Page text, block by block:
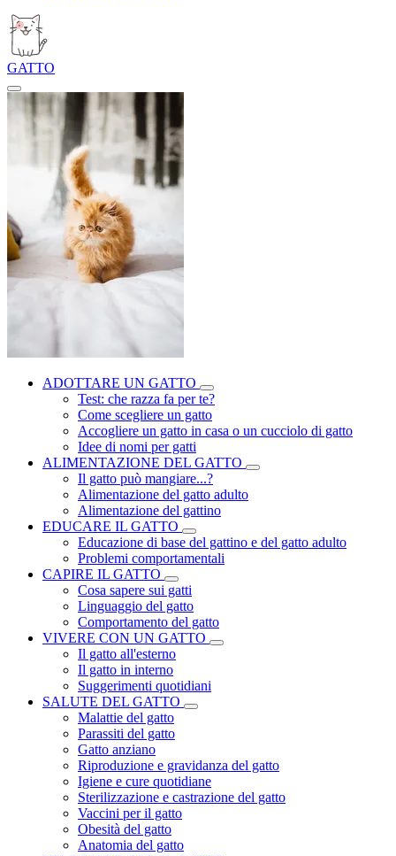
GATTO
ADOTTARE UN GATTO
Test: che razza fa per te?
Come scegliere un gatto
Accogliere un gatto in casa o un cucciolo di gatto
Idee di nomi per gatti
ALIMENTAZIONE DEL GATTO
Il gatto può mangiare...?
Alimentazione del gatto adulto
Alimentazione del gattino
EDUCARE IL GATTO
Educazione di base del gattino e del gatto adulto
Problemi comportamentali
CAPIRE IL GATTO
Cosa sapere sui gatti
Linguaggio del gatto
Comportamento del gatto
VIVERE CON UN GATTO
Il gatto all'esterno
Il gatto in interno
Suggerimenti quotidiani
SALUTE DEL GATTO
Malattie del gatto
Parassiti del gatto
Gatto anziano
Riproduzione e gravidanza del gatto
Igiene e cure quotidiane
Sterilizzazione e castrazione del gatto
Vaccini per il gatto
Obesità del gatto
Anatomia del gatto